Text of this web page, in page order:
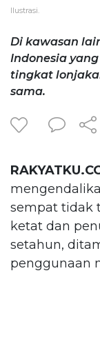
Ilustrasi.
Di kawasan
Indonesia
tingkat
sama.
sempat tidak
ketat dan
setahun,
penggunaan